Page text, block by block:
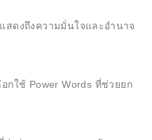
สดงถึงความมั่นใจและอำนาจ
อกใช้ Power Words ที่ช่วยยก